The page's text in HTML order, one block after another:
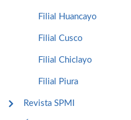
Filial Huancayo
Filial Cusco
Filial Chiclayo
Filial Piura
Revista SPMI